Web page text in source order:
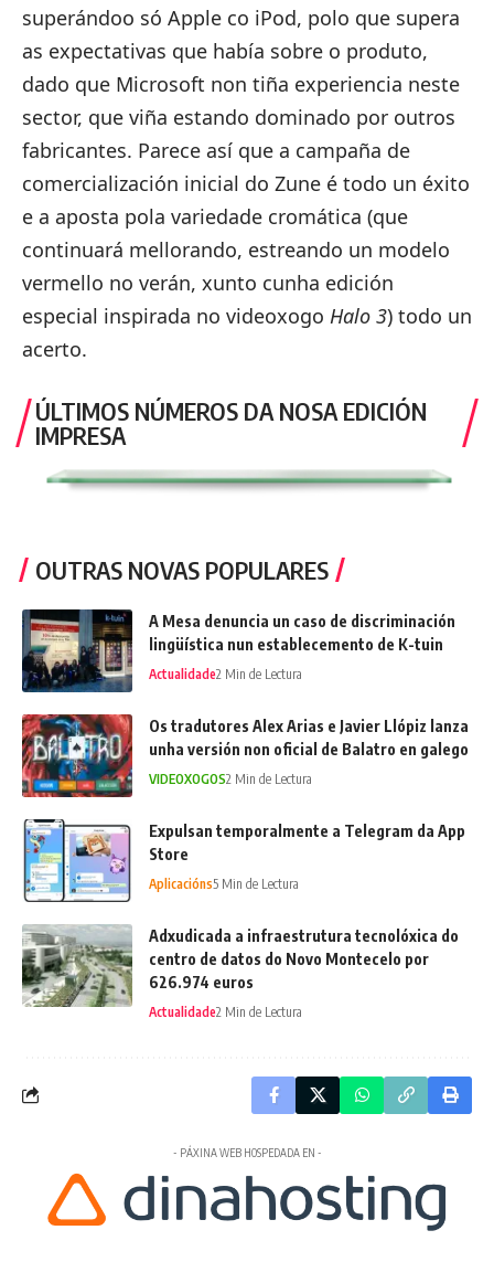
superándoo só Apple co iPod, polo que supera
as expectativas que había sobre o produto,
dado que Microsoft non tiña experiencia neste
sector, que viña estando dominado por outros
fabricantes. Parece así que a campaña de
comercialización inicial do Zune é todo un éxito
e a aposta pola variedade cromática (que
continuará mellorando, estreando un modelo
vermello no verán, xunto cunha edición
especial inspirada no videoxogo Halo 3) todo un
acerto.
ÚLTIMOS NÚMEROS DA NOSA EDICIÓN
IMPRESA
OUTRAS NOVAS POPULARES
A Mesa denuncia un caso de discriminación
lingüística nun establecemento de K-tuin
Actualidade2 Min de Lectura
Os tradutores Alex Arias e Javier Llópiz lanza
unha versión non oficial de Balatro en galego
VIDEOXOGOS2 Min de Lectura
Expulsan temporalmente a Telegram da App
Store
Aplicacións5 Min de Lectura
Adxudicada a infraestrutura tecnolóxica do
centro de datos do Novo Montecelo por
626.974 euros
Actualidade2 Min de Lectura
- PÁXINA WEB HOSPEDADA EN -